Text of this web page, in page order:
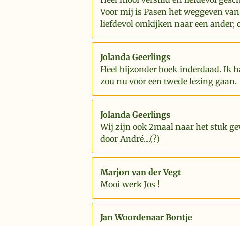
Voor mij is Pasen het weggeven
liefdevol omkijken naar een ander;
Jolanda Geerlings
Heel bijzonder boek inderdaad. Ik
zou nu voor een twede lezing gaan.
Jolanda Geerlings
Wij zijn ook 2maal naar het stuk
door André....(?)
Marjon van der Vegt
Mooi werk Jos !
Jan Woordenaar Bontje